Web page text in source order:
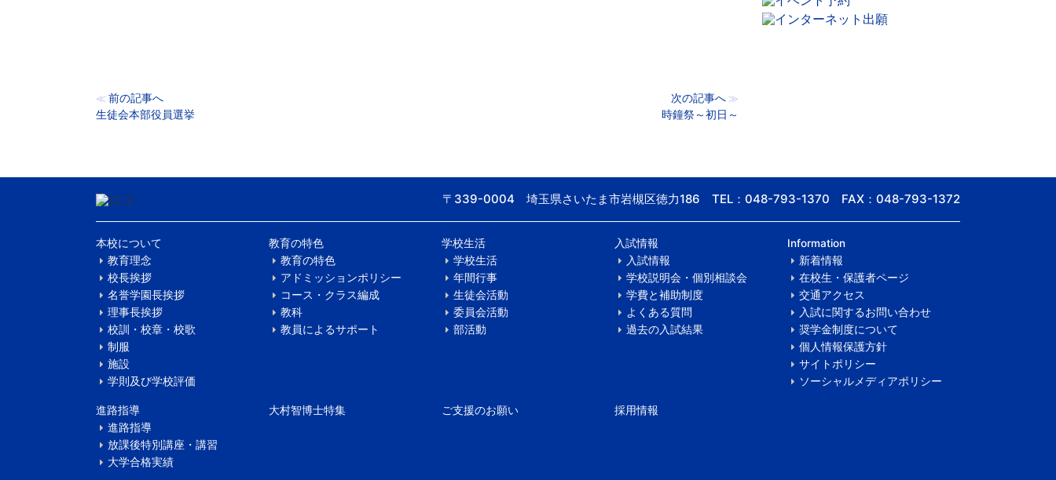
≪ 前の記事へ
生徒会本部役員選挙
次の記事へ≫
時鐘祭～初日～
〒339-0004 埼玉県さいたま市岩槻区徳力186 TEL：048-793-1370 FAX：048-793-1372
本校について
教育理念
校長挨拶
名誉学園長挨拶
理事長挨拶
校訓・校章・校歌
制服
施設
学則及び学校評価
教育の特色
教育の特色
アドミッションポリシー
コース・クラス編成
教科
教員によるサポート
学校生活
学校生活
年間行事
生徒会活動
委員会活動
部活動
入試情報
入試情報
学校説明会・個別相談会
学費と補助制度
よくある質問
過去の入試結果
Information
新着情報
在校生・保護者ページ
交通アクセス
入試に関するお問い合わせ
奨学金制度について
個人情報保護方針
サイトポリシー
ソーシャルメディアポリシー
進路指導
進路指導
放課後特別講座・講習
大学合格実績
大村智博士特集 ご支援のお願い 採用情報